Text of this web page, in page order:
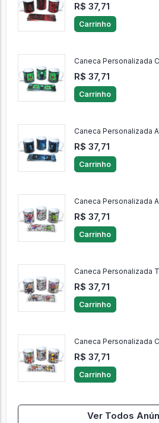
R$ 37,71
Carrinho
Caneca Personalizada
R$ 37,71
Carrinho
Caneca Personalizada
R$ 37,71
Carrinho
Caneca Personalizada
R$ 37,71
Carrinho
Caneca Personalizada
R$ 37,71
Carrinho
Caneca Personalizada
R$ 37,71
Carrinho
Ver Todos